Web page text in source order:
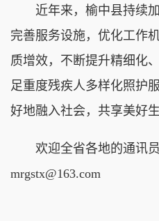
近年来，榆中县持续
完善服务设施，优化工作
质增效，不断提升精细化
足重度残疾人多样化照护
好地融入社会，共享美好生
欢迎全省各地的通讯
mrgstx@163.com